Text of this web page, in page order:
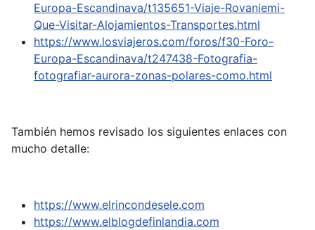
Europa-Escandinava/t135651-Viaje-Rovaniemi-
Que-Visitar-Alojamientos-Transportes.html
https://www.losviajeros.com/foros/f30-Foro-
Europa-Escandinava/t247438-Fotografia-
fotografiar-aurora-zonas-polares-como.html
También hemos revisado los siguientes enlaces con
mucho detalle:
https://www.elrincondesele.com
https://www.elblogdefinlandia.com